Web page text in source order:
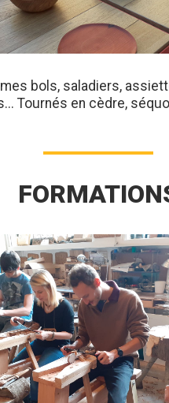
bols, saladiers,
Tournés en cèdre,